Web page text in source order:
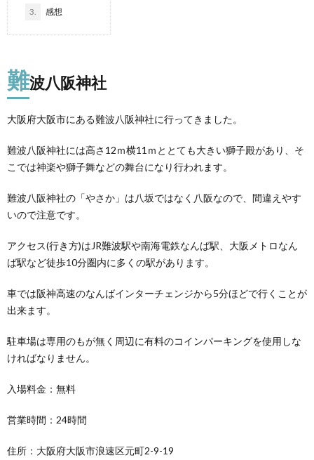
3. 感想
難波八阪神社
大阪府大阪市にある難波八阪神社に行ってきました。
難波八阪神社には高さ12ｍ横11ｍととても大きい獅子殿があり、そ
こでは神楽や獅子舞などの舞台になり行われます。
難波八阪神社の「やさか」は八坂ではなく八阪なので、間違えやす
いので注意です。
アクセス(行き方)はJR難波駅や南海電鉄なんば駅、大阪メトロなん
ば駅など徒歩10分圏内に多くの駅があります。
車では阪神高速のなんばインターチェンジから5分ほどで行くことが
出来ます。
駐車場は専用のもが無く周辺に有料のコインパーキングを使用しな
ければなりません。
入場料金：無料
営業時間：24時間
住所：大阪府大阪市浪速区元町2-9-19